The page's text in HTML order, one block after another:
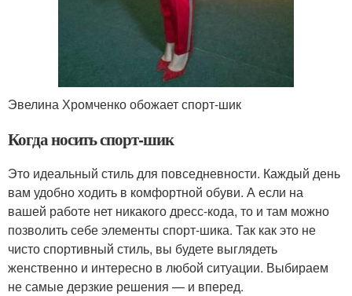
Эвелина Хромченко обожает спорт-шик
Когда носить спорт-шик
Это идеальный стиль для повседневности. Каждый день
вам удобно ходить в комфортной обуви. А если на
вашей работе нет никакого дресс-кода, то и там можно
позволить себе элементы спорт-шика. Так как это не
чисто спортивный стиль, вы будете выглядеть
женственно и интересно в любой ситуации. Выбираем
не самые дерзкие решения — и вперед.